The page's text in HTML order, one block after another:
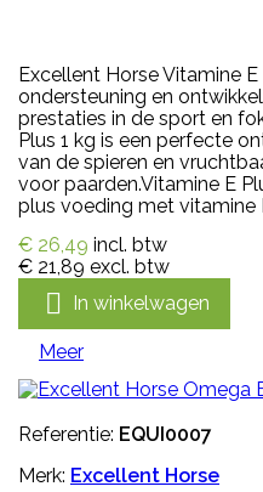
Excellent Horse Vitamine
ondersteuning en
prestaties in de sport en
Plus 1 kg is een perfecte
van de spieren en
voor paarden.Vitamine E
plus voeding met vitamine
€ 26,49 incl. btw
€ 21,89 excl. btw
 In winkelwagen
Meer
Referentie: EQUI0007
Merk: Excellent Horse